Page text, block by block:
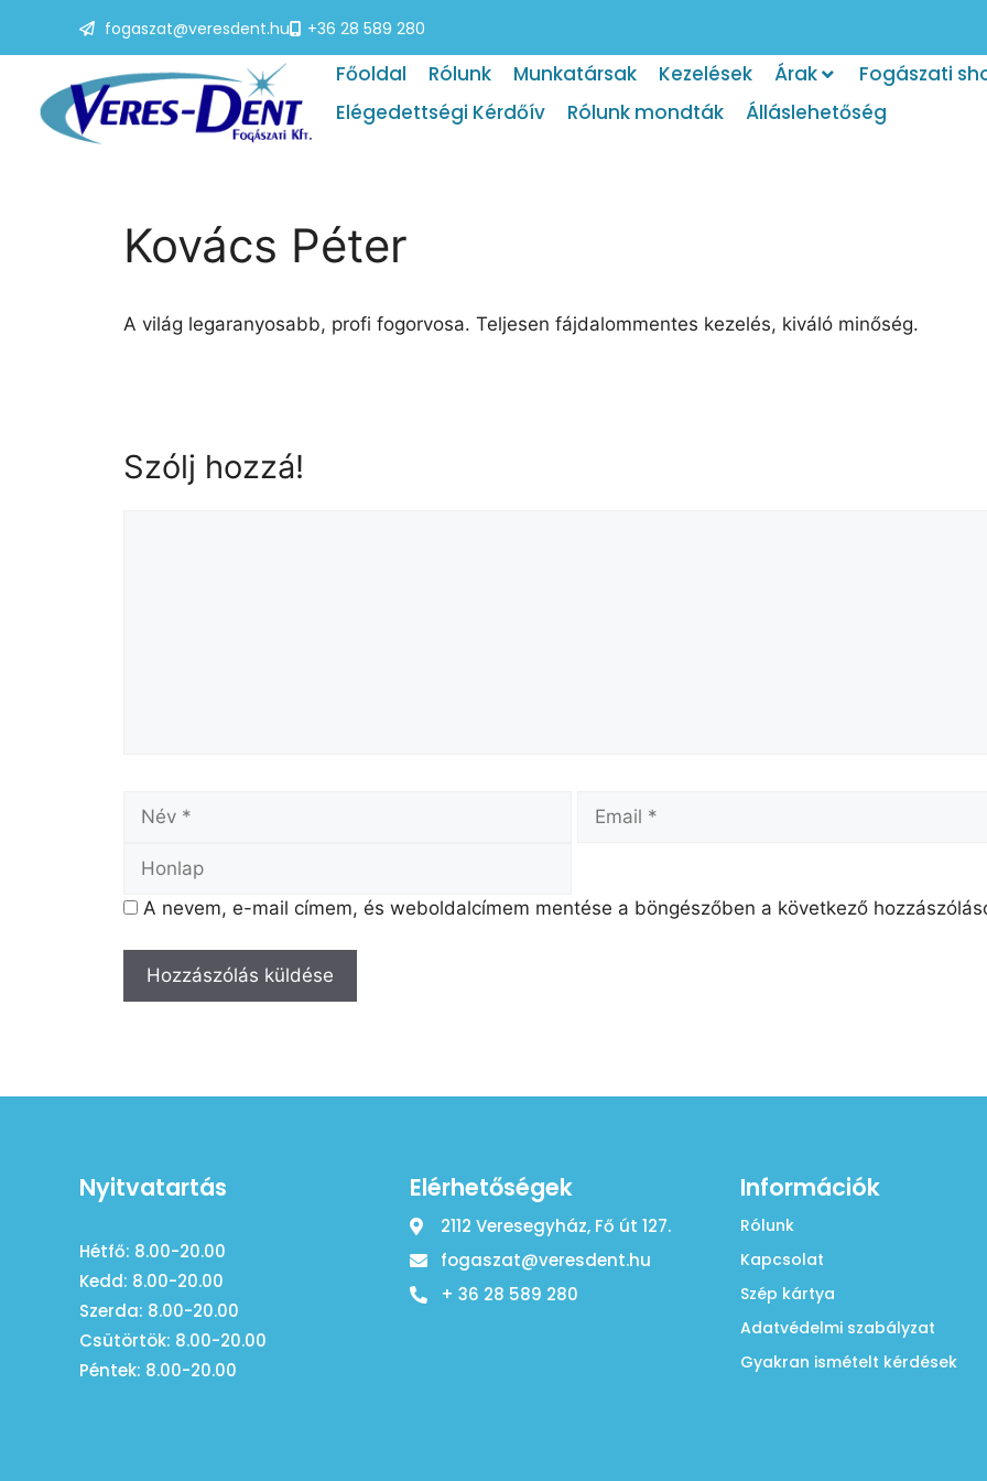
fogaszat@veresdent.hu +36 28 589 280
Főoldal Rólunk Munkatársak Kezelések Árak Fogászati
Elégedettségi Kérdőív
Rólunk mondták Álláslehetőség
Kovács Péter
A világ legaranyosabb, profi fogorvosa. Teljesen fájdalommentes kezelés, kiváló minőség.
Szólj hozzá!
A nevem, e-mail címem, és weboldalcímem mentése a böngészőben a következő
Nyitvatartás
Hétfő: 8.00-20.00
Kedd: 8.00-20.00
Szerda: 8.00-20.00
Csütörtök: 8.00-20.00
Péntek: 8.00-20.00
Elérhetőségek
2112 Veresegyház, Fő út 127.
fogaszat@veresdent.hu
+ 36 28 589 280
Információk
Rólunk
Kapcsolat
Szép kártya
Adatvédelmi szabályzat
Gyakran ismételt kérdések